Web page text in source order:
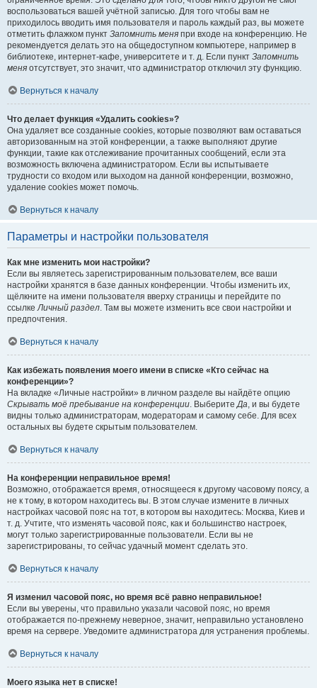
воспользоваться вашей учётной записью. Для того чтобы вам не
приходилось вводить имя пользователя и пароль каждый раз, вы можете
отметить флажком пункт Запомнить меня при входе на конференцию. Не
рекомендуется делать это на общедоступном компьютере, например в
библиотеке, интернет-кафе, университете и т. д. Если пункт Запомнить
меня отсутствует, это значит, что администратор отключил эту функцию.
Вернуться к началу
Что делает функция «Удалить cookies»?
Она удаляет все созданные cookies, которые позволяют вам оставаться
авторизованным на этой конференции, а также выполняют другие
функции, такие как отслеживание прочитанных сообщений, если эта
возможность включена администратором. Если вы испытываете
трудности со входом или выходом на данной конференции, возможно,
удаление cookies может помочь.
Вернуться к началу
Параметры и настройки пользователя
Как мне изменить мои настройки?
Если вы являетесь зарегистрированным пользователем, все ваши
настройки хранятся в базе данных конференции. Чтобы изменить их,
щёлкните на имени пользователя вверху страницы и перейдите по
ссылкеЛичный раздел. Там вы можете изменить все свои настройки и
предпочтения.
Вернуться к началу
Как избежать появления моего имени в списке «Кто сейчас на
конференции»?
На вкладке «Личные настройки» в личном разделе вы найдёте опцию
Скрывать моё пребывание на конференции. ВыберитеДа, и вы будете
видны только администраторам, модераторам и самому себе. Для всех
остальных вы будете скрытым пользователем.
Вернуться к началу
На конференции неправильное время!
Возможно, отображается время, относящееся к другому часовому поясу, а
не к тому, в котором находитесь вы. В этом случае измените в личных
настройках часовой пояс на тот, в котором вы находитесь: Москва, Киев и
т. д. Учтите, что изменять часовой пояс, как и большинство настроек,
могут только зарегистрированные пользователи. Если вы не
зарегистрированы, то сейчас удачный момент сделать это.
Вернуться к началу
Я изменил часовой пояс, но время всё равно неправильное!
Если вы уверены, что правильно указали часовой пояс, но время
отображается по-прежнему неверное, значит, неправильно установлено
время на сервере. Уведомите администратора для устранения проблемы.
Вернуться к началу
Моего языка нет в списке!